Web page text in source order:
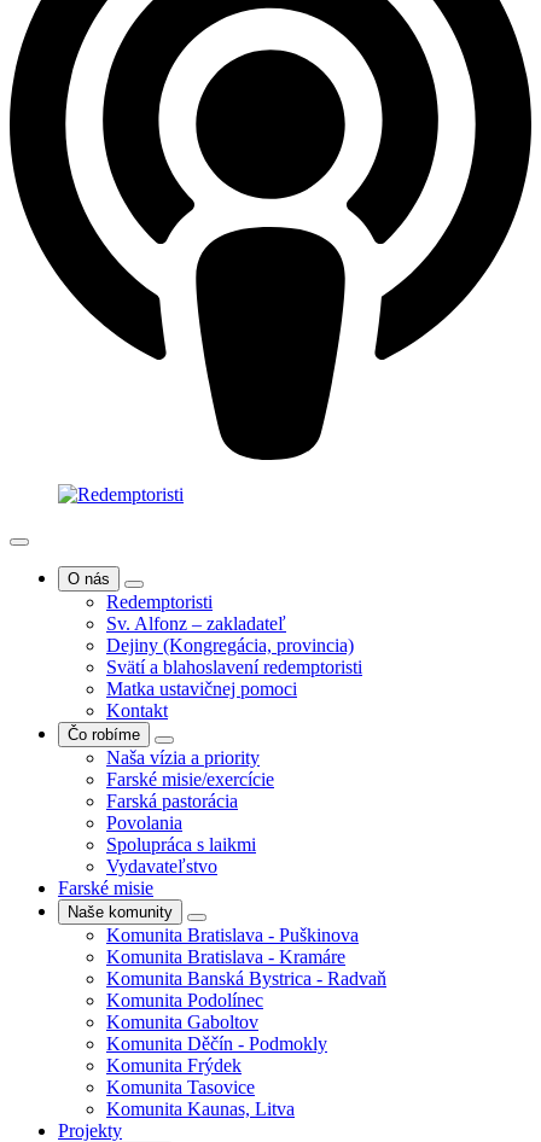
O nás
Redemptoristi
Sv. Alfonz – zakladateľ
Dejiny (Kongregácia, provincia)
Svätí a blahoslavení redemptoristi
Matka ustavičnej pomoci
Kontakt
Čo robíme
Naša vízia a priority
Farské misie/exercície
Farská pastorácia
Povolania
Spolupráca s laikmi
Vydavateľstvo
Farské misie
Naše komunity
Komunita Bratislava - Puškinova
Komunita Bratislava - Kramáre
Komunita Banská Bystrica - Radvaň
Komunita Podolínec
Komunita Gaboltov
Komunita Děčín - Podmokly
Komunita Frýdek
Komunita Tasovice
Komunita Kaunas, Litva
Projekty